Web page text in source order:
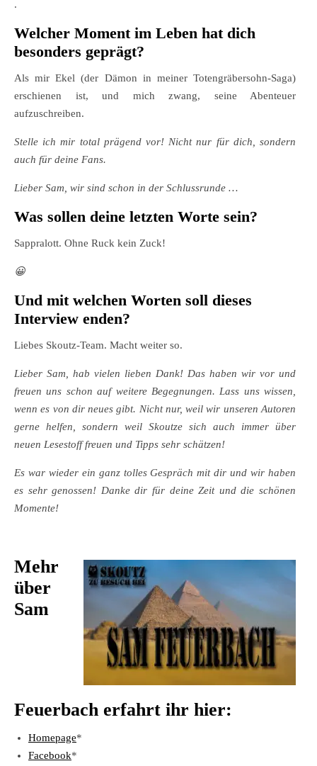
.
Welcher Moment im Leben hat dich
besonders geprägt?
Als mir Ekel (der Dämon in meiner Totengräbersohn-Saga)
erschienen ist, und mich zwang, seine Abenteuer
aufzuschreiben.
Stelle ich mir total prägend vor! Nicht nur für dich, sondern
auch für deine Fans.
Lieber Sam, wir sind schon in der Schlussrunde …
Was sollen deine letzten Worte sein?
Sappralott. Ohne Ruck kein Zuck!
😀
Und mit welchen Worten soll dieses
Interview enden?
Liebes Skoutz-Team. Macht weiter so.
Lieber Sam, hab vielen lieben Dank! Das haben wir vor und
freuen uns schon auf weitere Begegnungen. Lass uns wissen,
wenn es von dir neues gibt. Nicht nur, weil wir unseren Autoren
gerne helfen, sondern weil Skoutze sich auch immer über
neuen Lesestoff freuen und Tipps sehr schätzen!
Es war wieder ein ganz tolles Gespräch mit dir und wir haben
es sehr genossen! Danke dir für deine Zeit und die schönen
Momente!
Mehr
über
Sam
Feuerbach erfahrt ihr hier:
Homepage*
Facebook*